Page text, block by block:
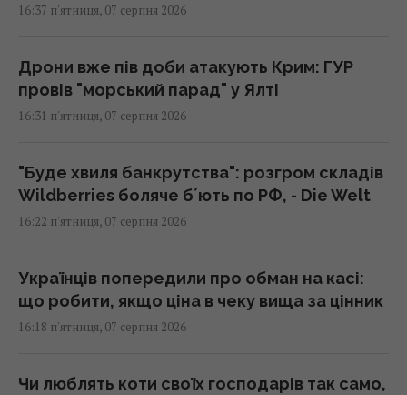
16:37 п'ятниця, 07 серпня 2026
Дрони вже пів доби атакують Крим: ГУР
провів "морський парад" у Ялті
16:31 п'ятниця, 07 серпня 2026
"Буде хвиля банкрутства": розгром складів
Wildberries боляче бʼють по РФ, - Die Welt
16:22 п'ятниця, 07 серпня 2026
Українців попередили про обман на касі:
що робити, якщо ціна в чеку вища за цінник
16:18 п'ятниця, 07 серпня 2026
Чи люблять коти своїх господарів так само,